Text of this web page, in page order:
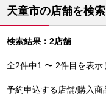
天童市の店舗を検
検索結果：2店舗
全2件中1 〜 2件目を表
予約申込する店舗/購入商